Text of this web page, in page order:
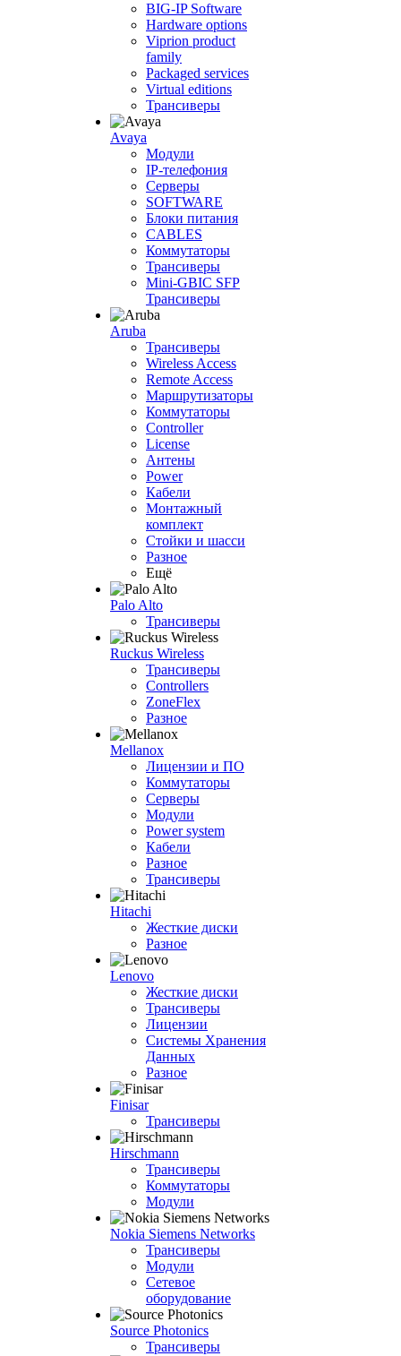
BIG-IP Software
Hardware options
Viprion product
family
Packaged services
Virtual editions
Трансиверы
Avaya
Модули
IP-телефония
Серверы
SOFTWARE
Блоки питания
CABLES
Коммутаторы
Трансиверы
Mini-GBIC SFP
Трансиверы
Aruba
Трансиверы
Wireless Access
Remote Access
Маршрутизаторы
Коммутаторы
Controller
License
Антены
Power
Кабели
Монтажный
комплект
Стойки и шасси
Разное
Ещё
Palo Alto
Трансиверы
Ruckus Wireless
Трансиверы
Controllers
ZoneFlex
Разное
Mellanox
Лицензии и ПО
Коммутаторы
Серверы
Модули
Power system
Кабели
Разное
Трансиверы
Hitachi
Жесткие диски
Разное
Lenovo
Жесткие диски
Трансиверы
Лицензии
Системы Хранения
Данных
Разное
Finisar
Трансиверы
Hirschmann
Трансиверы
Коммутаторы
Модули
Nokia Siemens Networks
Трансиверы
Модули
Сетевое
оборудование
Source Photonics
Трансиверы